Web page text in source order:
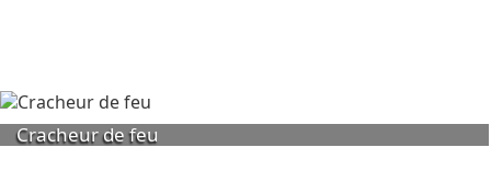
Cracheur de feu